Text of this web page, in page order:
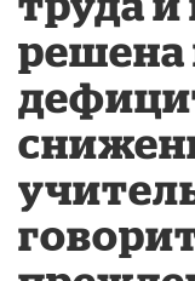
решена